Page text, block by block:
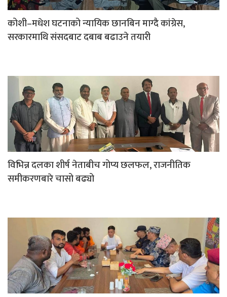
कोशी–मधेश घटनाको न्यायिक छानबिन माग्दै कांग्रेस,
सरकारमाथि संसदबाट दबाब बढाउने तयारी
विभिन्न दलका शीर्ष नेताबीच गोप्य छलफल, राजनीतिक
समीकरणबारे चासो बढ्यो